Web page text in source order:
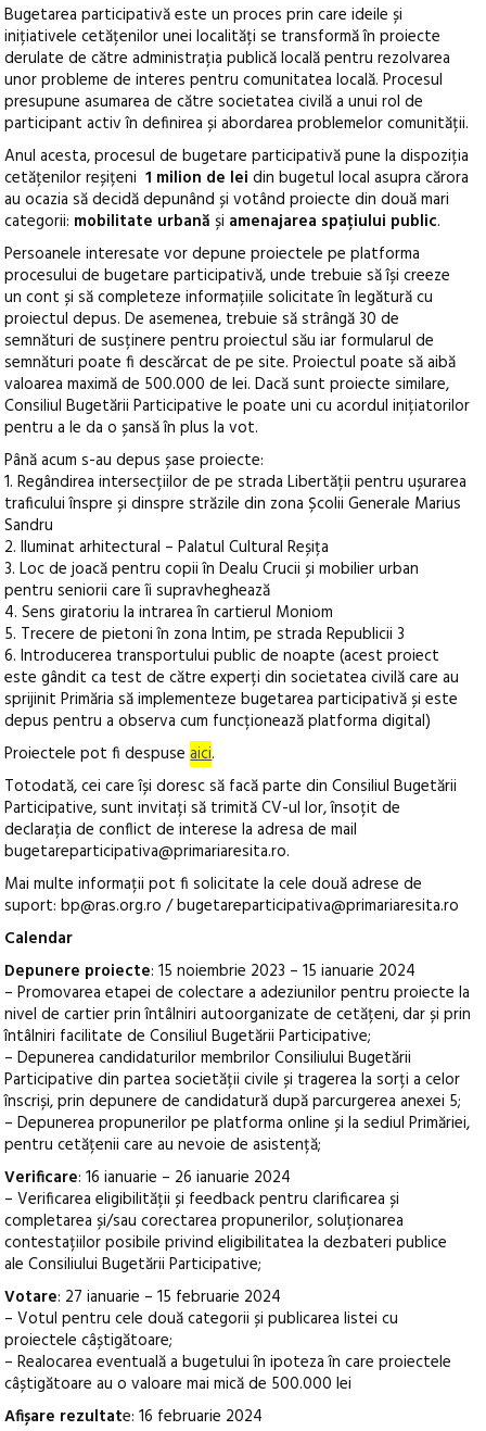
Bugetarea participativă este un proces prin care ideile și
inițiativele cetățenilor unei localități se transformă în proiecte
derulate de către administrația publică locală pentru rezolvarea
unor probleme de interes pentru comunitatea locală. Procesul
presupune asumarea de către societatea civilă a unui rol de
participant activ în definirea și abordarea problemelor comunității.
Anul acesta, procesul de bugetare participativă pune la dispoziția
cetățenilor reșițeni1 milion de lei din bugetul local asupra cărora
au ocazia să decidă depunând și votând proiecte din două mari
categorii: mobilitate urbană și amenajarea spațiului public.
Persoanele interesate vor depune proiectele pe platforma
procesului de bugetare participativă, unde trebuie să își creeze
un cont și să completeze informațiile solicitate în legătură cu
proiectul depus. De asemenea, trebuie să strângă 30 de
semnături de susținere pentru proiectul său iar formularul de
semnături poate fi descărcat de pe site. Proiectul poate să aibă
valoarea maximă de 500.000 de lei. Dacă sunt proiecte similare,
Consiliul Bugetării Participative le poate uni cu acordul inițiatorilor
pentru a le da o șansă în plus la vot.
Până acum s-au depus șase proiecte:
1. Regândirea intersecțiilor de pe strada Libertății pentru ușurarea
traficului înspre și dinspre străzile din zona Școlii Generale Marius
Sandru
2. Iluminat arhitectural – Palatul Cultural Reșița
3. Loc de joacă pentru copii în Dealu Crucii și mobilier urban
pentru seniorii care îi supravheghează
4. Sens giratoriu la intrarea în cartierul Moniom
5. Trecere de pietoni în zona Intim, pe strada Republicii 3
6. Introducerea transportului public de noapte (acest proiect
este gândit ca test de către experți din societatea civilă care au
sprijinit Primăria să implementeze bugetarea participativă și este
depus pentru a observa cum funcționează platforma digital)
Proiectele pot fi despuseaici.
Totodată, cei care își doresc să facă parte din Consiliul Bugetării
Participative, sunt invitați să trimită CV-ul lor, însoțit de
declarația de conflict de interese la adresa de mail
bugetareparticipativa@primariaresita.ro.
Mai multe informații pot fi solicitate la cele două adrese de
suport: bp@ras.org.ro / bugetareparticipativa@primariaresita.ro
Calendar
Depunere proiecte: 15 noiembrie 2023 – 15 ianuarie 2024
– Promovarea etapei de colectare a adeziunilor pentru proiecte la
nivel de cartier prin întâlniri autoorganizate de cetățeni, dar și prin
întâlniri facilitate de Consiliul Bugetării Participative;
– Depunerea candidaturilor membrilor Consiliului Bugetării
Participative din partea societății civile și tragerea la sorți a celor
înscriși, prin depunere de candidatură după parcurgerea anexei 5;
– Depunerea propunerilor pe platforma online și la sediul Primăriei,
pentru cetățenii care au nevoie de asistență;
Verificare: 16 ianuarie – 26 ianuarie 2024
– Verificarea eligibilității și feedback pentru clarificarea și
completarea și/sau corectarea propunerilor, soluționarea
contestațiilor posibile privind eligibilitatea la dezbateri publice
ale Consiliului Bugetării Participative;
Votare: 27 ianuarie – 15 februarie 2024
– Votul pentru cele două categorii și publicarea listei cu
proiectele câștigătoare;
– Realocarea eventuală a bugetului în ipoteza în care proiectele
câștigătoare au o valoare mai mică de 500.000 lei
Afișare rezultate: 16 februarie 2024